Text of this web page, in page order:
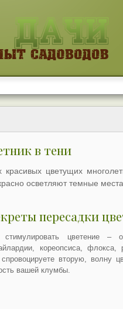
в тени
красивых цветущих
осветляют темные
пересадки
цветение –
кореопсиса, флокса,
вторую, волну
вашей клумбы.